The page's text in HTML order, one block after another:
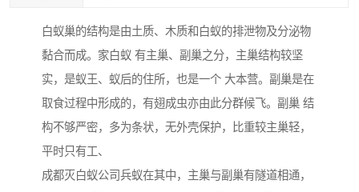
白蚁巢的结构是由土质、木质和白蚁的排泄物及分泌物
黏合而成。家白蚁 有主巢、副巢之分，主巢结构较坚
实，是蚁王、蚁后的住所，也是一个 大本营。副巢是在
取食过程中形成的，有翅成虫亦由此分群候飞。副巢 结
构不够严密，多为条状，无外壳保护，比重较主巢轻，
平时只有工、
成都灭白蚁公司兵蚁在其中，主巢与副巢有隧道相通，